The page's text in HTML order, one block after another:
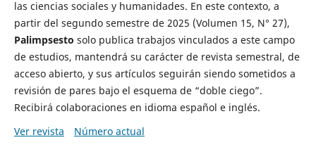
las ciencias sociales y humanidades. En este contexto, a
partir del segundo semestre de 2025 (Volumen 15, N° 27),
Palimpsesto solo publica trabajos vinculados a este campo
de estudios, mantendrá su carácter de revista semestral, de
acceso abierto, y sus artículos seguirán siendo sometidos a
revisión de pares bajo el esquema de “doble ciego”.
Recibirá colaboraciones en idioma español e inglés.
Ver revista
Número actual